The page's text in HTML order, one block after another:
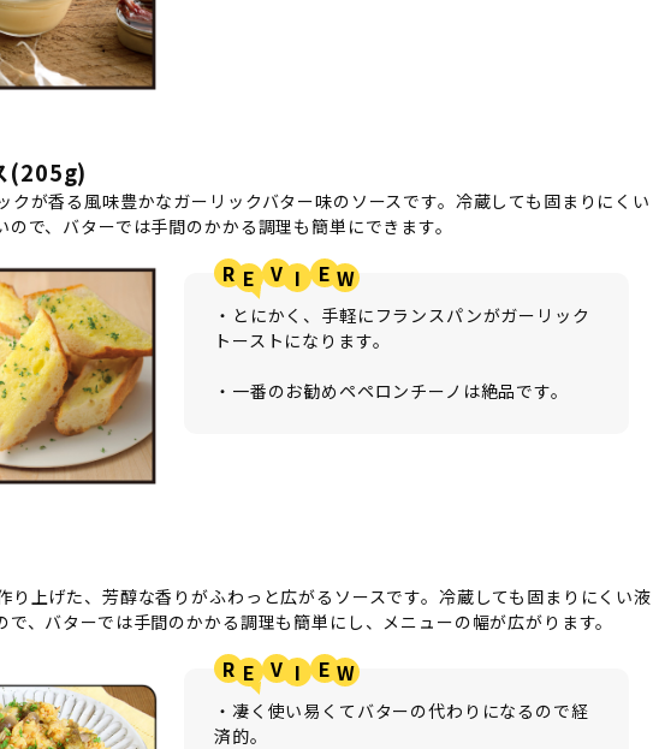
(205g)
クが香る風味豊かなガーリックバター味のソースです。冷蔵しても固まりにくい
で、バターでは手間のかかる調理も簡単にできます。
R V E
・とにかく、手軽にフランスパンがガーリック
トーストになります。
・一番のお勧めペペロンチーノは絶品です。
り上げた、芳醇な香りがふわっと広がるソースです。冷蔵しても固まりにくい液
、バターでは手間のかかる調理も簡単にし、メニューの幅が広がります。
R V E
・凄く使い易くてバターの代わりになるので経
済的。